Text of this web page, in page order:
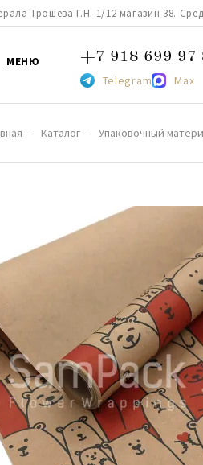
Трошева Г.Н. 1/12 магазин 38.
МЕНЮ +7 918 699 97
Telegram Max
Каталог Упаковочный